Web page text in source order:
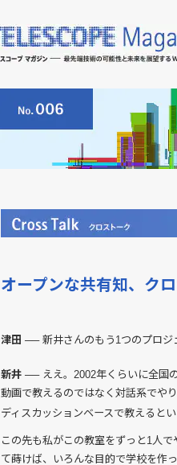
オープンな共有知、ク
津田 ── 新井さんのもう1つのプロジ
新井 ── ええ。2002年くらいに全国
動画で教えるのではなく対話系でや
ディスカッションベースで教えると
この先も私がこの教室をずっと1人
て蒔けば、いろんな目的で学校を作